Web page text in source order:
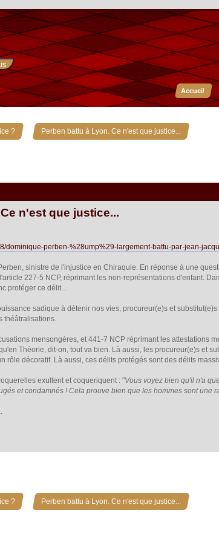
Accueil
? » Perben battu à Lyon. Ce n'est que justice...
n'est que justice...
dominique-perben-%28ump%29-largement-battu-par-jean-
sinistre de l'injustice en Chiraquie. En réponse à une
227-5 NCP, réprimant les non-représentations d'enfant.
protéger ce délit...
sadique à détenir nos vies, procureur(e)s et
théâtralisations.
mensongères, et 441-7 NCP réprimant les attestations
Théorie, dit-on, tout va bien. Là aussi, les procureur(e)s et
rôle décoratif. Là aussi, ces délits protégés sont des délits
exultent et coqueriquent : "Vous voyez bien qu'il n'a
et condamnés ! Cela prouve bien que les hommes sont une
? » Perben battu à Lyon. Ce n'est que justice...